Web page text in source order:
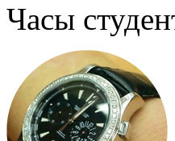
Часы